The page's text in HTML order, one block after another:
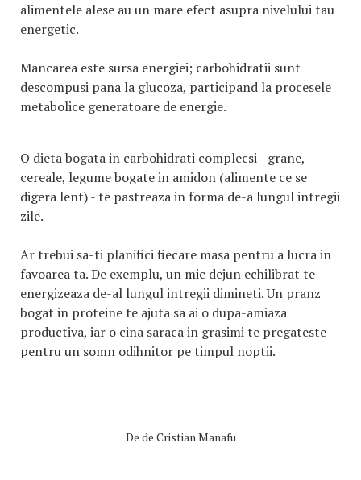
alimentele alese au un mare efect asupra nivelului tau
energetic.
Mancarea este sursa energiei; carbohidratii sunt
descompusi pana la glucoza, participand la procesele
metabolice generatoare de energie.
O dieta bogata in carbohidrati complecsi - grane,
cereale, legume bogate in amidon (alimente ce se
digera lent) - te pastreaza in forma de-a lungul intregii
zile.
Ar trebui sa-ti planifici fiecare masa pentru a lucra in
favoarea ta. De exemplu, un mic dejun echilibrat te
energizeaza de-al lungul intregii dimineti. Un pranz
bogat in proteine te ajuta sa ai o dupa-amiaza
productiva, iar o cina saraca in grasimi te pregateste
pentru un somn odihnitor pe timpul noptii.
De de Cristian Manafu